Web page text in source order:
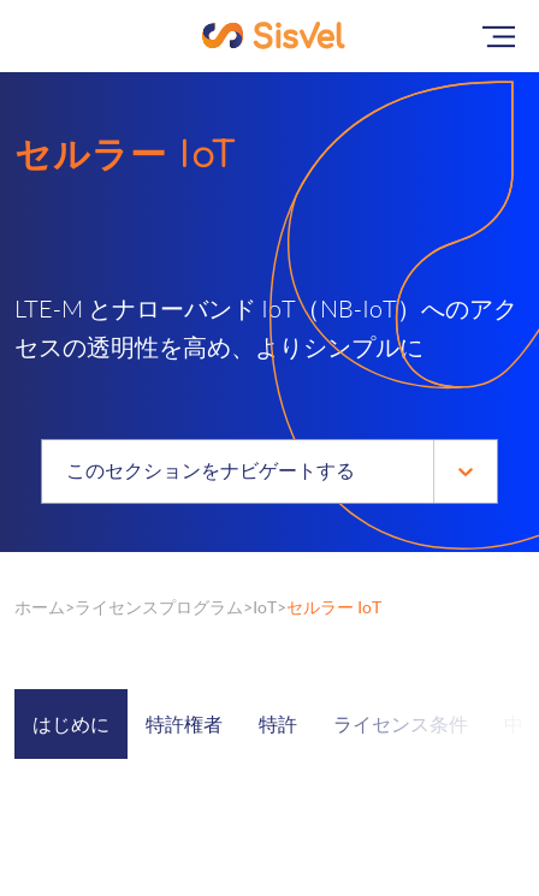
セルラー IoT
LTE-M とナローバンド IoT（NB-IoT）へのアク
セスの透明性を高め、よりシンプルに
このセクションをナビゲートする
ホーム ライセンスプログラム IoT セルラー IoT
はじめに 特許権者 特許 ライセンス条件